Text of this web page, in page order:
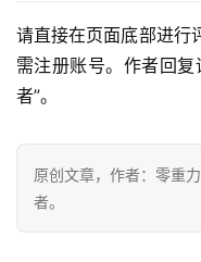
零
重
力
科
文
请直接在页面底部进行
需注册账号。作者回
者”。
原创文章，作者：零重
者。